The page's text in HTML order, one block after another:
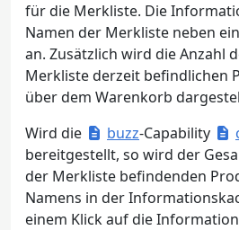
für die Merkliste. Die
Namen der Merkliste neben
an. Zusätzlich wird die Anzahl
Merkliste derzeit befindlichen
über dem Warenkorb
Wird die
buzz-Capability
bereitgestellt, so wird der
der Merkliste befindenden
Namens in der
einem Klick auf die